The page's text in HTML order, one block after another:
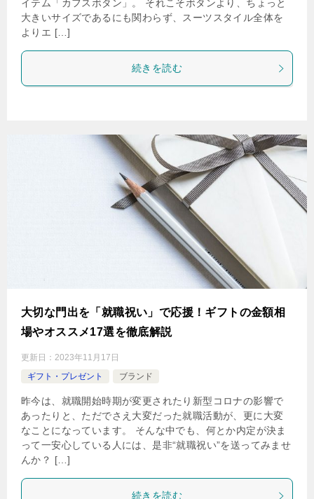
イテム「カフスボタン」。 それこそボタンより、ちょっと
大きいサイズであるにも関わらず、スーツスタイル全体を
よりエ […]
続きを読む
大切な門出を「就職祝い」で応援！ギフトの金額相
場やオススメ17選を徹底解説
更新日： 2023年11月17日
ギフト・プレゼント
ブランド
昨今は、就職開始時期が変更されたり新型コロナの影響で
あったりと、ただでさえ大変だった就職活動が、更に大変
なことになっています。 そんな中でも、何とか内定が決ま
って一安心している人には、是非“就職祝い”を送ってみませ
んか？ […]
続きを読む